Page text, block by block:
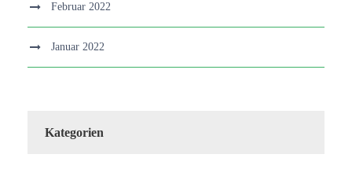
Februar 2022
Januar 2022
Kategorien